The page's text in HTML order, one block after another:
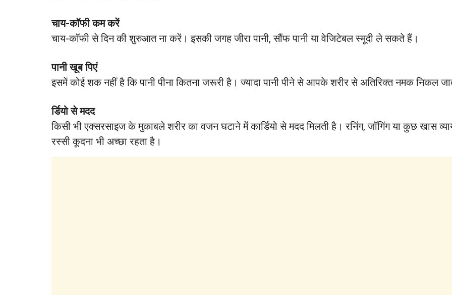
चाय-कॉफी कम करें
चाय-कॉफी से दिन की शुरुआत ना करें। इसकी जगह जीरा पानी, सौंफ पानी या वेजिटेबल स्मूदी ले सकते हैं।
पानी खूब पिएं
इसमें कोई शक नहीं है कि पानी पीना कितना जरूरी है। ज्यादा पानी पीने से आपके शरीर से अतिरिक्त नमक निकल
र्डियो से मदद
किसी भी एक्सरसाइज के मुकाबले शरीर का वजन घटाने में कार्डियो से मदद मिलती है। रनिंग, जॉगिंग या कुछ खास
रस्सी कूदना भी अच्छा रहता है।